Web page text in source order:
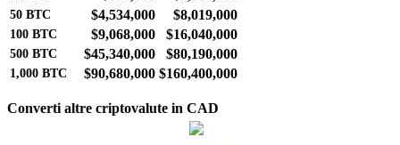
50 BTC $4,534,000 $8,019,000
100 BTC $9,068,000 $16,040,000
500 BTC $45,340,000 $80,190,000
1,000 BTC $90,680,000 $160,400,000
Converti altre criptovalute in CAD